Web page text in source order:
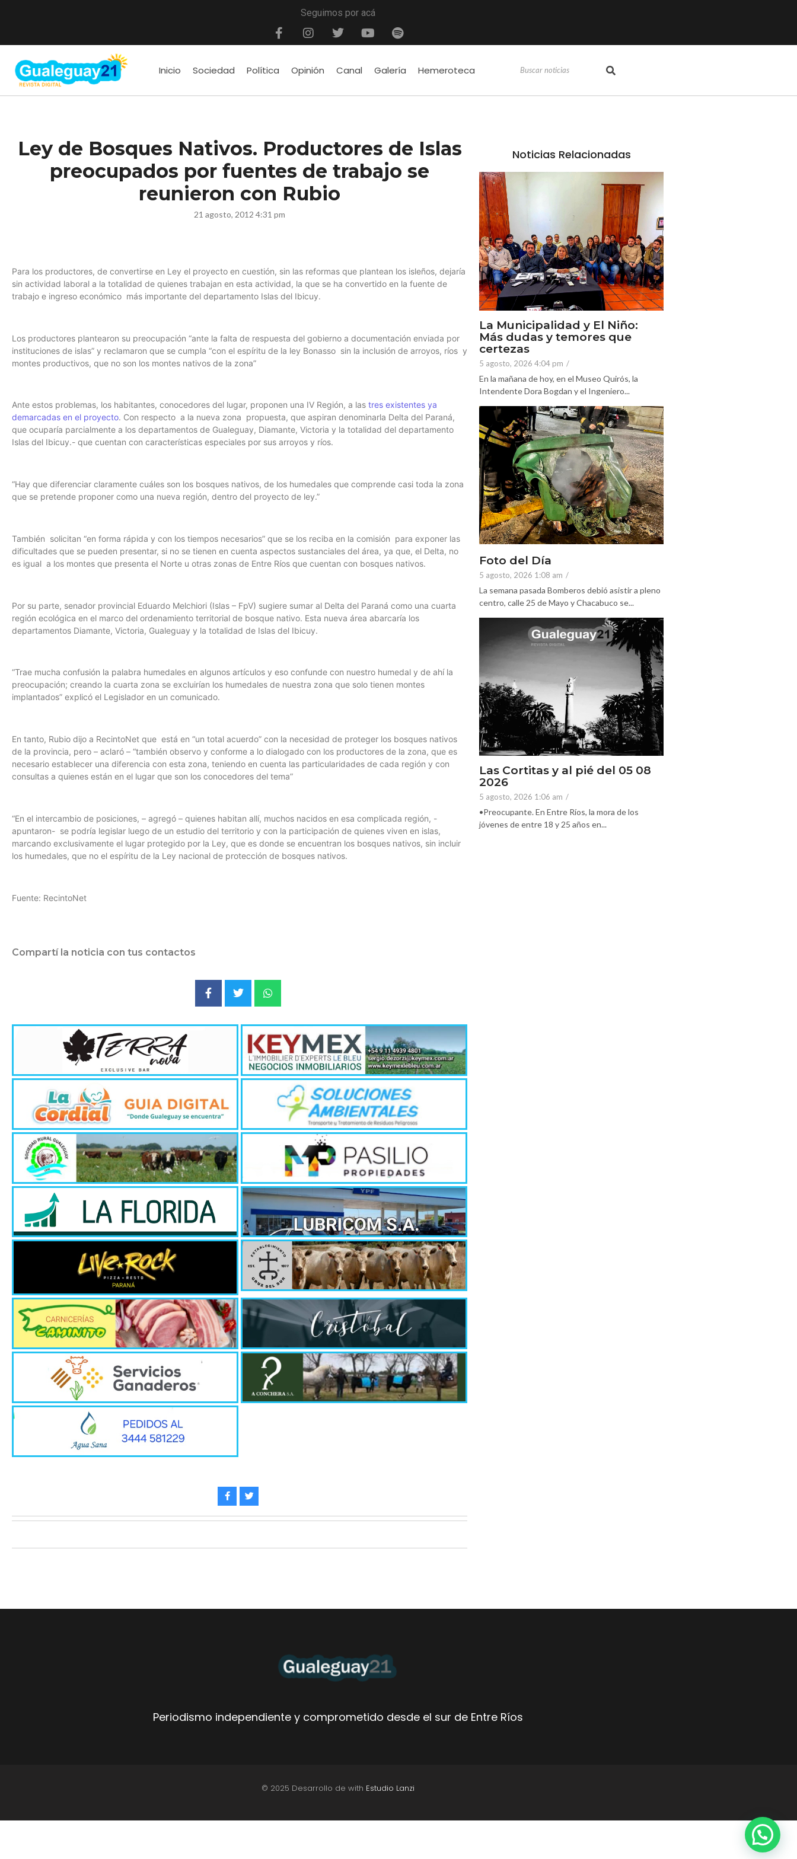
Seguimos por acá
Inicio Sociedad Política Opinión Canal Galería Hemeroteca
Ley de Bosques Nativos. Productores de Islas
preocupados por fuentes de trabajo se
reunieron con Rubio
21 agosto, 2012 4:31 pm
Para los productores, de convertirse en Ley el proyecto en cuestión, sin las reformas que plantean los isleños, dejaría
sin actividad laboral a la totalidad de quienes trabajan en esta actividad, la que se ha convertido en la fuente de
trabajo e ingreso económico más importante del departamento Islas del Ibicuy.
Los productores plantearon su preocupación “ante la falta de respuesta del gobierno a documentación enviada por
instituciones de islas” y reclamaron que se cumpla “con el espíritu de la ley Bonasso sin la inclusión de arroyos, ríos y
montes productivos, que no son los montes nativos de la zona”
Ante estos problemas, los habitantes, conocedores del lugar, proponen una IV Región, a las tres existentes ya
demarcadas en el proyecto. Con respecto a la nueva zona propuesta, que aspiran denominarla Delta del Paraná,
que ocuparía parcialmente a los departamentos de Gualeguay, Diamante, Victoria y la totalidad del departamento
Islas del Ibicuy.- que cuentan con características especiales por sus arroyos y ríos.
“Hay que diferenciar claramente cuáles son los bosques nativos, de los humedales que comprende casi toda la zona
que se pretende proponer como una nueva región, dentro del proyecto de ley.”
También solicitan “en forma rápida y con los tiempos necesarios” que se los reciba en la comisión para exponer las
dificultades que se pueden presentar, si no se tienen en cuenta aspectos sustanciales del área, ya que, el Delta, no
es igual a los montes que presenta el Norte u otras zonas de Entre Ríos que cuentan con bosques nativos.
Por su parte, senador provincial Eduardo Melchiori (Islas – FpV) sugiere sumar al Delta del Paraná como una cuarta
región ecológica en el marco del ordenamiento territorial de bosque nativo. Esta nueva área abarcaría los
departamentos Diamante, Victoria, Gualeguay y la totalidad de Islas del Ibicuy.
“Trae mucha confusión la palabra humedales en algunos artículos y eso confunde con nuestro humedal y de ahí la
preocupación; creando la cuarta zona se excluirían los humedales de nuestra zona que solo tienen montes
implantados” explicó el Legislador en un comunicado.
En tanto, Rubio dijo a RecintoNet que está en “un total acuerdo” con la necesidad de proteger los bosques nativos
de la provincia, pero – aclaró – “también observo y conforme a lo dialogado con los productores de la zona, que es
necesario establecer una diferencia con esta zona, teniendo en cuenta las particularidades de cada región y con
consultas a quienes están en el lugar que son los conocedores del tema”
“En el intercambio de posiciones, – agregó – quienes habitan allí, muchos nacidos en esa complicada región, -
apuntaron- se podría legislar luego de un estudio del territorio y con la participación de quienes viven en islas,
marcando exclusivamente el lugar protegido por la Ley, que es donde se encuentran los bosques nativos, sin incluir
los humedales, que no el espíritu de la Ley nacional de protección de bosques nativos.
Fuente: RecintoNet
Compartí la noticia con tus contactos
Noticias Relacionadas
La Municipalidad y El Niño:
Más dudas y temores que
certezas
5 agosto, 2026 4:04 pm /
En la mañana de hoy, en el Museo Quirós, la
Intendente Dora Bogdan y el Ingeniero...
Foto del Día
5 agosto, 2026 1:08 am /
La semana pasada Bomberos debió asistir a pleno
centro, calle 25 de Mayo y Chacabuco se...
Las Cortitas y al pié del 05 08
2026
5 agosto, 2026 1:06 am /
•Preocupante. En Entre Ríos, la mora de los
jóvenes de entre 18 y 25 años en...
Periodismo independiente y comprometido desde el sur de Entre Ríos
© 2025 Desarrollo de with Estudio Lanzi